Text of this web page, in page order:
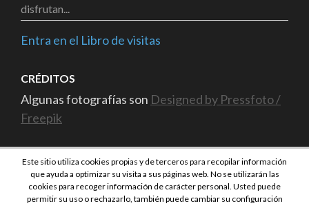
disfrutan...
Entra en el Libro de visitas
CRÉDITOS
Algunas fotografías son Designed by Pressfoto /
Freepik
Este sitio utiliza cookies propias y de terceros para recopilar información
que ayuda a optimizar su visita a sus páginas web. No se utilizarán las
cookies para recoger información de carácter personal. Usted puede
permitir su uso o rechazarlo, también puede cambiar su configuración